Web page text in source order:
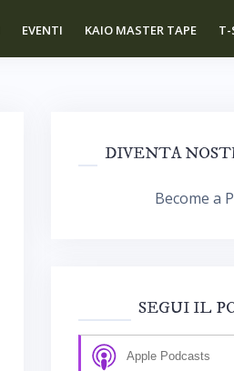
EVENTI KAIO MASTER TAPE T-
DIVENTA
Become a
SEGUI IL
Apple Podcasts